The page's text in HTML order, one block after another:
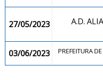
27/05/2023 A.D.
03/06/2023 PREFEITURA